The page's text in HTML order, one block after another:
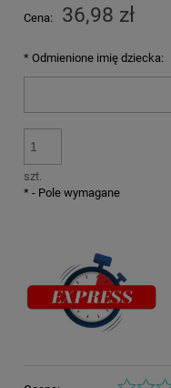
Cena: 36,98 zł
* Odmienione imię dziecka:
szt.
* - Pole wymagane